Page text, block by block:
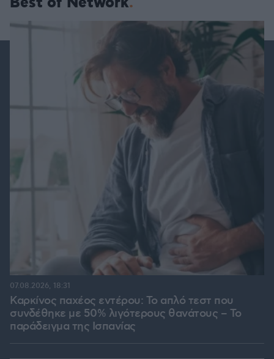
Καρκίνος παχέος εντέρου: Το απλό τεστ που
συνδέθηκε με 50% λιγότερους θανάτους – Το
παράδειγμα της Ισπανίας
07.08.2026, 18:31